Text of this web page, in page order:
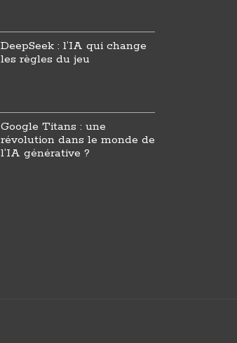
DeepSeek : l’IA qui change
les règles du jeu
Google Titans : une
révolution dans le monde de
l’IA générative ?